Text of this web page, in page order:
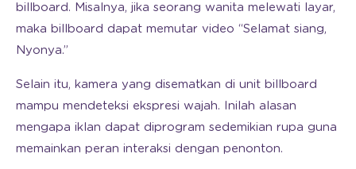
billboard. Misalnya, jika seorang wanita melewati layar,
maka billboard dapat memutar video “Selamat siang,
Nyonya.”
Selain itu, kamera yang disematkan di unit billboard
mampu mendeteksi ekspresi wajah. Inilah alasan
mengapa iklan dapat diprogram sedemikian rupa guna
memainkan peran interaksi dengan penonton.